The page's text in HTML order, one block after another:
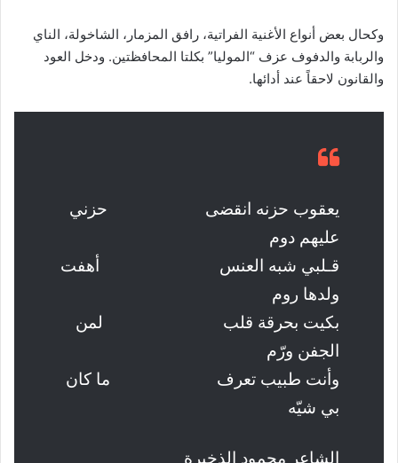
وكحال بعض أنواع الأغنية الفراتية، رافق المزمار، الشاخولة، الناي
والربابة والدفوف عزف “الموليا” بكلتا المحافظتين. ودخل العود
والقانون لاحقاً عند أدائها.
يعقوب حزنه انقضى حزني
عليهم دوم
قـلبي شبه العنس أهفت
ولدها روم
بكيت بحرقة قلب لمن
الجفن ورّم
وأنت طبيب تعرف ما كان
بي شيّه
الشاعر محمود الذخيرة